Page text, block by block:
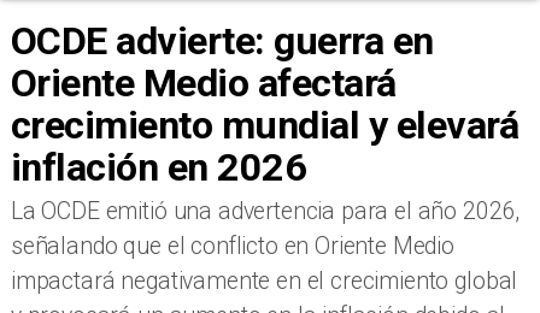
OCDE advierte: guerra en
Oriente Medio afectará
crecimiento mundial y elevará
inflación en 2026
La OCDE emitió una advertencia para el año 2026,
señalando que el conflicto en Oriente Medio
impactará negativamente en el crecimiento global